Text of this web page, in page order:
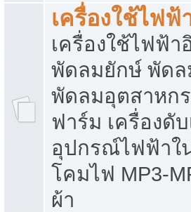
เครื่องใช้ไฟฟ้
เครื่องใช้ไฟฟ้า
พัดลมยักษ์ พัด
พัดลมอุตสาหก
ฟาร์ม เครื่องดั
อุปกรณ์ไฟฟ้าใ
โคมไฟ MP3-
ผ้า